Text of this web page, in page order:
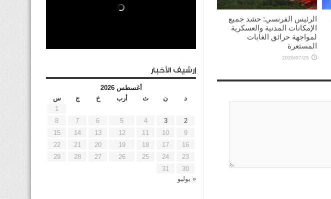
الرئيس الفرنسي: حشد جميع
الإمكانات المدنية والعسكرية
لمواجهة حرائق الغابات
المستعرة
2026/07/25
إرشيف الأخبار
أغسطس 2026
د
ن ث أرب خ ج
س
1
2
3
4
5
6
7
8
9
10
11
12
13
14
15
16
17
18
19
20
21
22
23
24
25
26
27
28
29
30
31
« يوليو